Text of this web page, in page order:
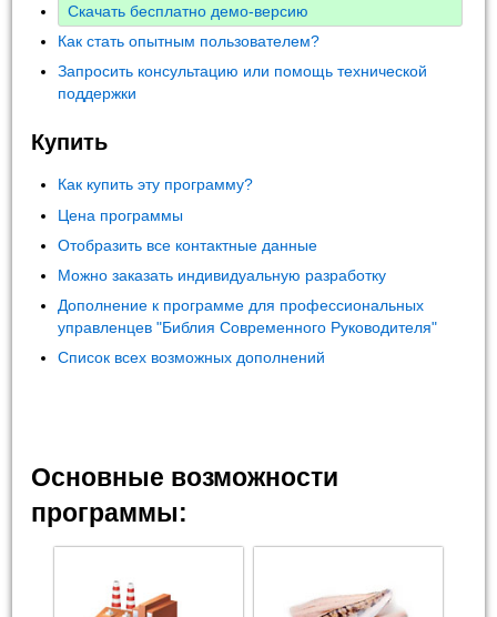
Скачать бесплатно демо-версию
Как стать опытным пользователем?
Запросить консультацию или помощь технической
поддержки
Купить
Как купить эту программу?
Цена программы
Отобразить все контактные данные
Можно заказать индивидуальную разработку
Дополнение к программе для профессиональных
управленцев "Библия Современного Руководителя"
Список всех возможных дополнений
Основные возможности
программы: